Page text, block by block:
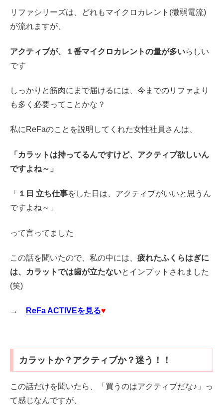
リファシリーズは、どれもマイクロカレント(微弱電流)
が流れますが、
アクティブが、１番マイクロカレントの量が多いらしい
です
しっかりと筋肉にまで届けるには、今までのリファより
も多く必要ってことかな？
私にReFaのことを説明してくれた女性社員さんは、
「カラットは持ってるんですけど、アクティブ欲しいん
ですよね～」
「 １日 立ち仕事をした日は、アクティブがいいと思うん
ですよね～」
って言ってました
この話を聞いたので、私の中には、 疲れたふくらはぎに
は、カラットでは歯が立たないとインプットされました
(笑)
→ ReFa ACTIVEを見る♥
カラットか？アクティブか？迷う！！
この話だけを聞いたら、「買うのはアクティブだな♪」っ
て感じなんですが、